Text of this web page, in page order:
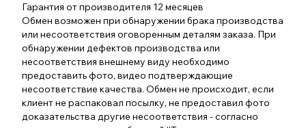
Гарантия от производителя 12 месяцев
Обмен возможен при обнаружении брака производства
или несоответствия оговоренным деталям заказа. При
обнаружении дефектов производства или
несоответствия внешнему виду необходимо
предоставить фото, видео подтверждающие
несоответствие качества. Обмен не происходит, если
клиент не распаковал посылку, не предоставил фото
доказательства другие несоответствия - согласно